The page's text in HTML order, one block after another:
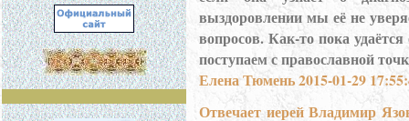
выздоровлении мы её не
вопросов. Как-то пока
поступаем с православной
Елена Тюмень 2015-01-29
Отвечает иерей Владимир